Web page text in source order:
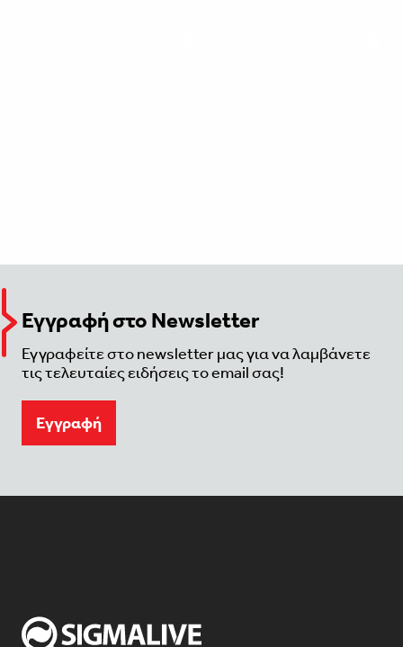
Εγγραφή στο Newsletter
Εγγραφείτε στο newsletter μας για να λαμβάνετε
τις τελευταίες ειδήσεις το email σας!
Eγγραφή